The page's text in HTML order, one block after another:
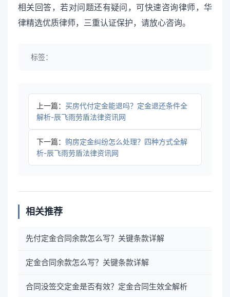
相关回答，若对问题还有疑问，可快速咨询律师，华
律精选优质律师，三重认证保护，请放心咨询。
标签：
上一篇： 买房代付定金能退吗？定金退还条件全
解析-辰飞雨劳盾法律资讯网
下一篇： 购房定金纠纷怎么处理？四种方式全解
析-辰飞雨劳盾法律资讯网
相关推荐
先付定金合同余款怎么写？关键条款详解
定金合同余款怎么写？关键条款详解
合同没签交定金是否有效？定金合同生效全解析